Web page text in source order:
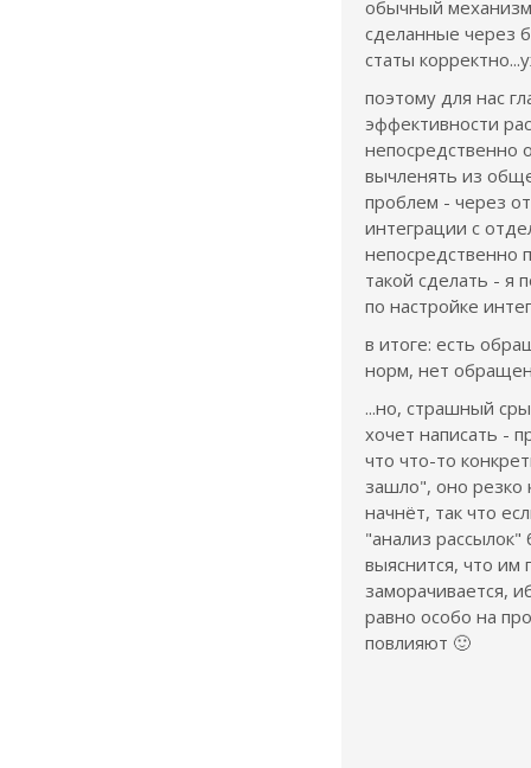
обычный
сделанные через
статы
поэтому для нас
эффективности
непосредственно
вычленять из
проблем - через
интеграции с
непосредственно
такой сделать - я
по настройке
в итоге: есть
норм, нет
...но, страшный
хочет написать -
что что-то
зашло", оно резко
начнёт, так что
"анализ
выяснится, что им
заморачивается,
равно особо на
повлияют 🙂